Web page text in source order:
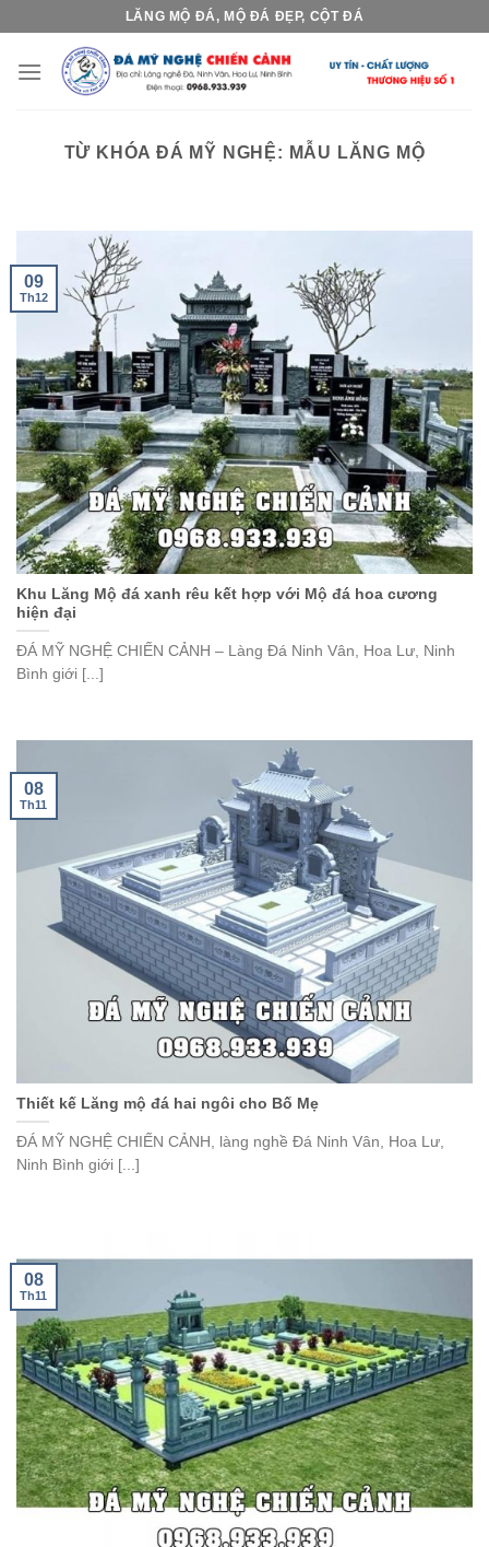
content
LĂNG MỘ ĐÁ, MỘ ĐÁ ĐẸP, CỘT ĐÁ
TỪ KHÓA ĐÁ MỸ NGHỆ: MẪU LĂNG MỘ
Khu Lăng Mộ đá xanh rêu kết hợp với Mộ đá hoa cương
hiện đại
ĐÁ MỸ NGHỆ CHIẾN CẢNH – Làng Đá Ninh Vân, Hoa Lư, Ninh
Bình giới [...]
09
Th12
Thiết kế Lăng mộ đá hai ngôi cho Bố Mẹ
ĐÁ MỸ NGHỆ CHIẾN CẢNH, làng nghề Đá Ninh Vân, Hoa Lư,
Ninh Bình giới [...]
08
Th11
08
Th11